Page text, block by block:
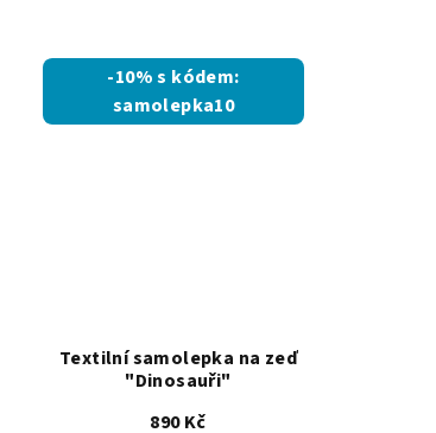
-10% s kódem:
samolepka10
Textilní samolepka na zeď
"Dinosauři"
890 Kč